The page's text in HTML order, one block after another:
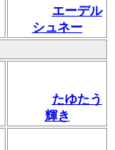
エーデル
シュネー
たゆたう
輝き